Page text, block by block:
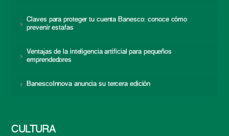
Claves para proteger tu cuenta Banesco: conoce cómo
prevenir estafas
Ventajas de la inteligencia artificial para pequeños
emprendedores
BanescoInnova anuncia su tercera edición
CULTURA